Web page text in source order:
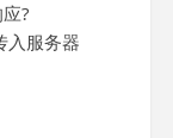
?
入服务器